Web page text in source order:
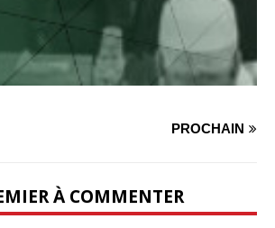
PROCHAIN
À COMMENTER